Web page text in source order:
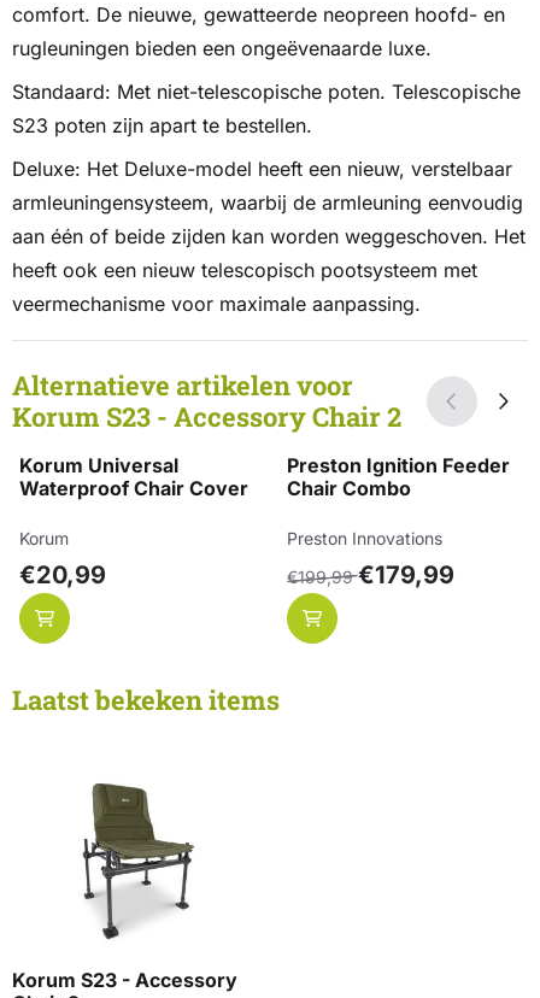
comfort. De nieuwe, gewatteerde neopreen hoofd- en
rugleuningen bieden een ongeëvenaarde luxe.
Standaard: Met niet-telescopische poten. Telescopische
S23 poten zijn apart te bestellen.
Deluxe: Het Deluxe-model heeft een nieuw, verstelbaar
armleuningensysteem, waarbij de armleuning eenvoudig
aan één of beide zijden kan worden weggeschoven. Het
heeft ook een nieuw telescopisch pootsysteem met
veermechanisme voor maximale aanpassing.
Alternatieve artikelen voor
Korum S23 - Accessory Chair 2
Korum Universal
Waterproof Chair Cover
Merk:
Korum
Prijs: 20,99
€20,99
Preston Ignition Feeder
Chair Combo
Merk:
Preston Innovations
Van 199,99 voor 179,99
€199,99€179,99
Laatst bekeken items
Korum S23 - Accessory